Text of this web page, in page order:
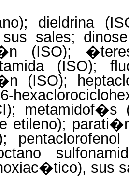
dieldrina
sales;
(ISO);
(ISO);
(ISO);
metamidof�s
etileno);
sus